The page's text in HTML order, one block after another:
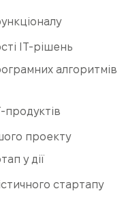
IT-рішень
алгоритмів
продуктів
проекту
у дії
стартапу